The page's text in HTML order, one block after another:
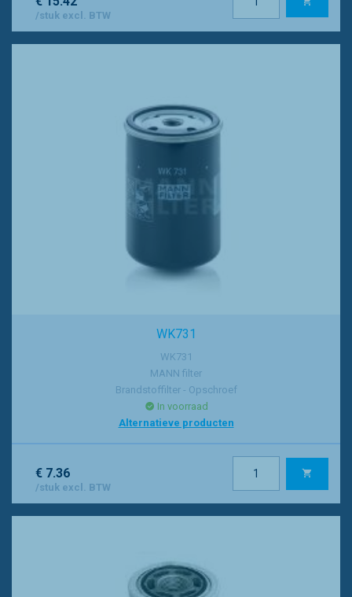
/stuk excl. BTW
WK731
WK731
MANN filter
Brandstoffilter - Opschroef
In voorraad
Alternatieve producten
€ 7.36
/stuk excl. BTW